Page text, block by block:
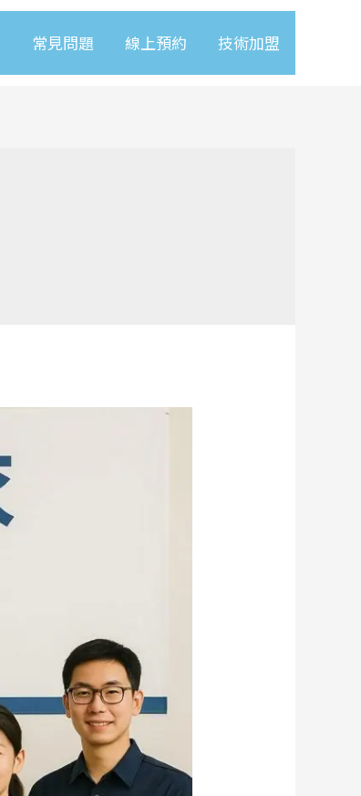
常見問題 線上預約 技術加盟